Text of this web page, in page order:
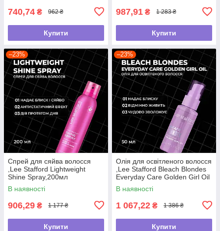
740,74 ₴ 962 ₴
Купити
987,91 ₴ 1 283 ₴
Купити
–23%
Спрей для сяйва волосся
,Lee Stafford Lightweight
Shine Spray,200мл
В наявності
906,29 ₴ 1 177 ₴
Купити
–23%
Олія для освітленого волосся
,Lee Stafford Bleach Blondes
Everyday Care Golden Girl Oil
,50мл
В наявності
1 067,22 ₴ 1 386 ₴
Купити